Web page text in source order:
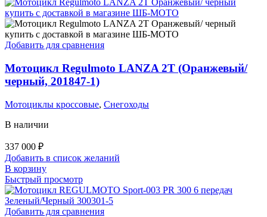
Добавить для сравнения
Мотоцикл Regulmoto LANZA 2T (Оранжевый/
черный, 201847-1)
Мотоциклы кроссовые, Снегоходы
В наличии
337 000 ₽
Добавить в список желаний
В корзину
Быстрый просмотр
Добавить для сравнения